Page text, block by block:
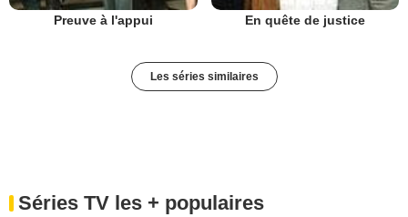
Preuve à l'appui En quête de justice
Les séries similaires
Séries TV les + populaires